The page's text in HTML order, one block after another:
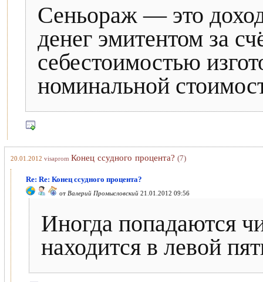
Сеньораж — это
денег эмитентом за
себестоимостью
номинальной
20.01.2012 visaprom Конец ссудного процента? (7)
Re: Re: Конец ссудного процента?
от Валерий Промысловский 21.01.2012 09:56
Иногда попадаются
находится в левой